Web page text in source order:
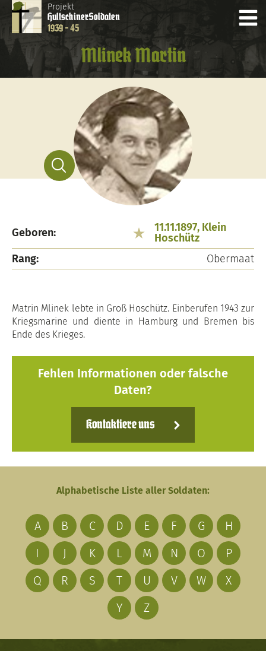
Projekt
HultschinerSoldaten
1939 - 45
Mlinek Martin
Geboren:
11.11.1897, Klein
Hoschütz
Rang:
Obermaat
Matrin Mlinek lebte in Groß Hoschütz. Einberufen 1943 zur
Kriegsmarine und diente in Hamburg und Bremen bis
Ende des Krieges.
Fehlen Informationen oder falsche
Daten?
Kontaktiere uns
Alphabetische Liste aller Soldaten:
A B C D E F G
H
I
J K L M N O
P
Q
R S T U V W
X
Y
Z